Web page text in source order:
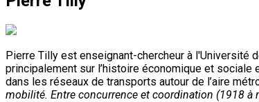
Pierre Tilly est enseignant-chercheur à l'Université
principalement sur l’histoire économique et sociale
dans les réseaux de transports autour de l’aire
mobilité. Entre concurrence et coordination (1918 à